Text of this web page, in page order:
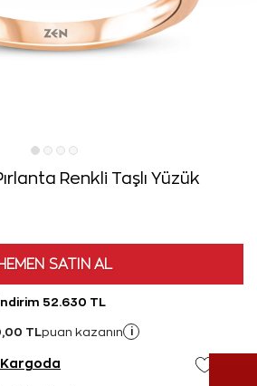
Renkli Taşlı Yüzük
SATIN AL
52.630 TL
TL puan kazanın i
Kargoda